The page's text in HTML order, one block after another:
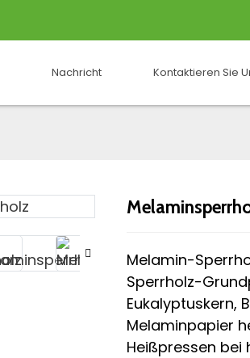
Nachricht Kontaktieren Sie
Melamin-
Sperrholz-
Eukalyptuskern,
Melaminpapier
Heißpressen bei